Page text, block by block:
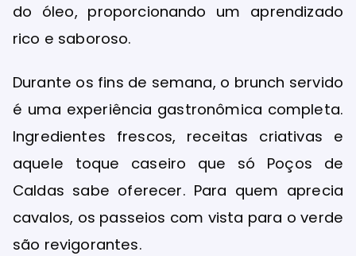
do óleo, proporcionando um aprendizado
rico e saboroso.
Durante os fins de semana, o brunch servido
é uma experiência gastronômica completa.
Ingredientes frescos, receitas criativas e
aquele toque caseiro que só Poços de
Caldas sabe oferecer. Para quem aprecia
cavalos, os passeios com vista para o verde
são revigorantes.